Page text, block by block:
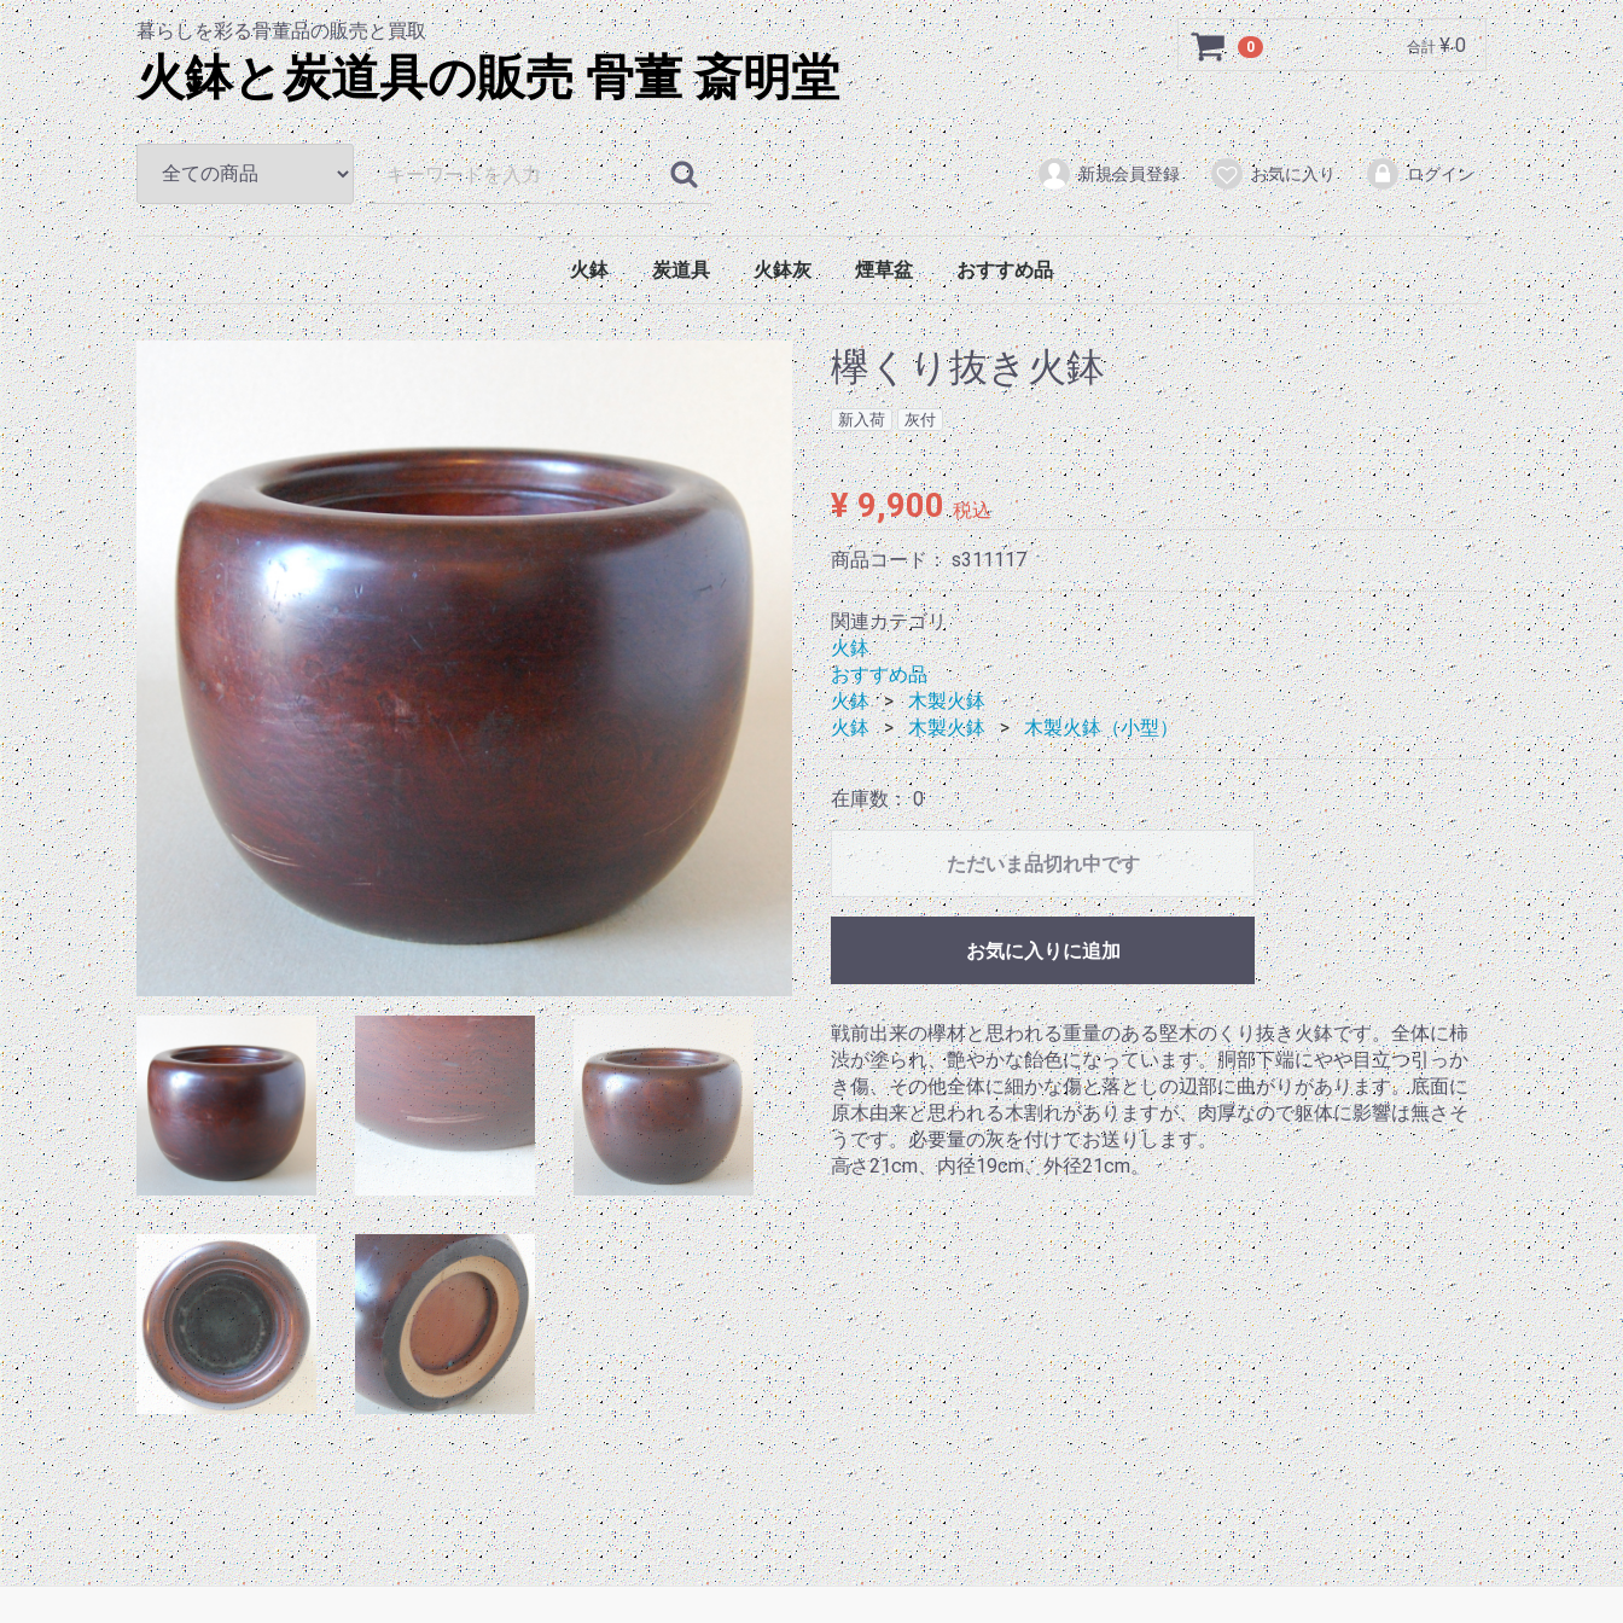
暮らしを彩る骨董品の販売と買取
火鉢と炭道具の販売 骨董 斎明堂
0 合計¥ 0
新規会員登録 お気に入り ログイン
火鉢
浮出火鉢 浮出火鉢（大型）
浮出火鉢（中型）
浮出火鉢（小型）
染付火鉢 染付火鉢（大型）
染付火鉢（中型）
染付火鉢（小型）
吹墨火鉢 吹墨火鉢（大型）
吹墨火鉢（中型）
吹墨火鉢（小型）
絵付火鉢 絵付火鉢（大型）
絵付火鉢（中型）
絵付火鉢（小型）
無地火鉢 無地火鉢（大型）
無地火鉢（中型）
無地火鉢（小型）
陰陽刻火鉢
木製火鉢 木製火鉢（大型）
木製火鉢（中型）
木製火鉢（小型）
塗火鉢
金製火鉢
長火鉢
炭道具
火箸 火箸（時代物）
火箸（新物）
灰均し 灰均し（時代物）
灰均し（新物）
五徳 五徳・銅壺（時代物）
五徳・銅壺（新物）
諸道具 諸道具（時代物）
諸道具（新物）
火鉢灰 煙草盆
火入本体
盆本体
煙草盆（組）
煙草盆（共箱）
おすすめ品
欅くり抜き火鉢
新入荷 灰付
¥ 9,900 税込
商品コード：s311117
関連カテゴリ
火鉢
おすすめ品
火鉢
木製火鉢
火鉢
木製火鉢 木製火鉢（小型）
在庫数： 0
ただいま品切れ中です
お気に入りに追加
戦前出来の欅材と思われる重量のある堅木のくり抜き火鉢です。全体に柿
渋が塗られ、艶やかな飴色になっています。胴部下端にやや目立つ引っか
き傷、その他全体に細かな傷と落としの辺部に曲がりがあります。底面に
原木由来と思われる木割れがありますが、肉厚なので躯体に影響は無さそ
うです。必要量の灰を付けてお送りします。
高さ21cm、内径19cm、外径21cm。